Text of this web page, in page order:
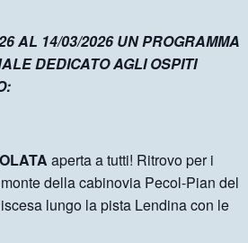
AL 14/03/2026 UN PROGRAMMA
DEDICATO AGLI OSPITI
aperta a tutti! Ritrovo per i
della cabinovia Pecol-Pian del
lungo la pista Lendina con le